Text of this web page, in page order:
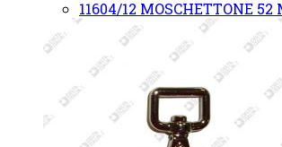
11604/12 MOSCHETTONE